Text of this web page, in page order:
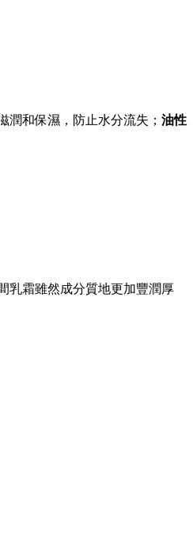
潤和保濕，防止水分流失； 油性
乳霜雖然成分質地更加豐潤厚